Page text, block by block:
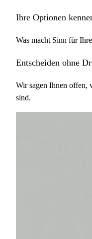
Ihre Optionen
Was macht Sinn für
Entscheiden ohne
Wir sagen Ihnen offen,
sind.